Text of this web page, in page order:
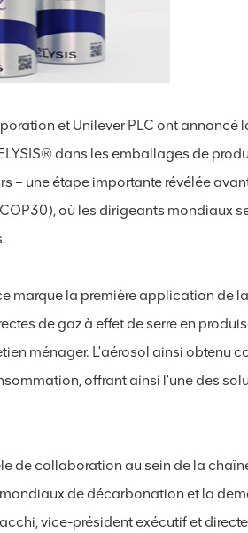
et Unilever PLC ont
dans les emballages de
– une étape importante révélée
où les dirigeants mondiaux
marque la première application de
de gaz à effet de serre en
ménager. L'aérosol ainsi obtenu
offrant ainsi l'une des
de collaboration au sein de la
de décarbonation et la
vice-président exécutif et